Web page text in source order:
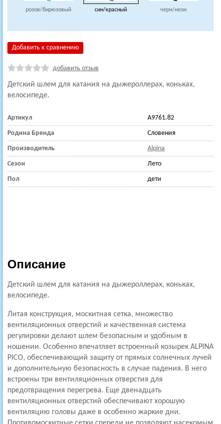
розов/бирюзовый син/красный черн/неон
Добавить к сравнению
добавить отзыв
Детский шлем для катания на дыжероллерах, коньках,
велосипеде.
Артикул A9761.82
Родина Бренда Словения
Производитель Alpina
Сезон Лето
Пол дети
Описание
Детский шлем для катания на дыжероллерах, коньках,
велосипеде.
Литая конструкция, москитная сетка, множество
вентиляционных отверстий и качественная система
регулировки делают шлем безопасным и удобным в
ношении. Особенно впечатляет встроенный козырек ALPINA
PICO, обеспечивающий защиту от прямых солнечных лучей
и дополнительную безопасность в случае падения. В него
встроены три вентиляционных отверстия для
предотвращения перегрева. Еще двенадцать
вентиляционных отверстий обеспечивают хорошую
вентиляцию головы даже в особенно жаркие дни.